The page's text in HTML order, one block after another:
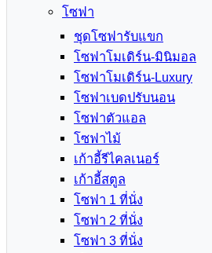
โซฟา
ชุดโซฟารับแขก
โซฟาโมเดิร์น-มินิมอล
โซฟาโมเดิร์น-Luxury
โซฟาเบดปรับนอน
โซฟาตัวแอล
โซฟาไม้
เก้าอี้รีไคลเนอร์
เก้าอี้สตูล
โซฟา 1 ที่นั่ง
โซฟา 2 ที่นั่ง
โซฟา 3 ที่นั่ง